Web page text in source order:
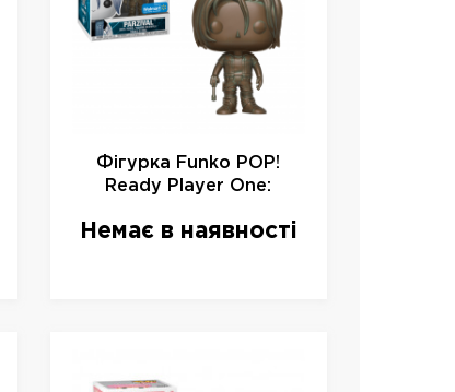
Фігурка Funko POP!
Ready Player One:
Figure Limited, 30455, 10
Немає в наявності